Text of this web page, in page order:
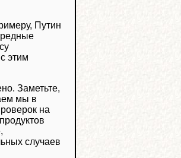
Путин
этим
Заметьте,
мы в
на
случаев